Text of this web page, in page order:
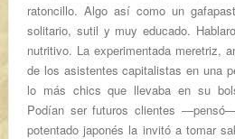
ratoncillo. Algo así como un
solitario, sutil y muy educado.
nutritivo. La experimentada meretriz,
de los asistentes capitalistas en una
lo más chics que llevaba en su
Podían ser futuros clientes
potentado japonés la invitó a tomar